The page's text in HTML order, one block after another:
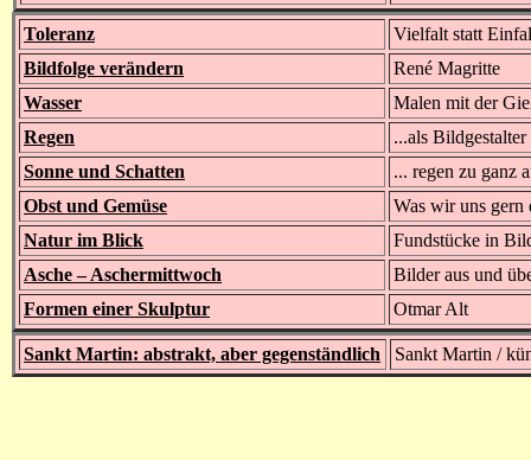
Toleranz
Vielfalt statt
Bildfolge verändern
René Magritte
Wasser
Malen mit der
Regen
...als
Sonne und Schatten
... regen zu ganz
Obst und Gemüse
Was wir uns gern
Natur im Blick
Fundstücke in
Asche – Aschermittwoch
Bilder aus und
Formen einer Skulptur
Otmar Alt
Sankt Martin: abstrakt, aber gegenständlich Sankt Martin /